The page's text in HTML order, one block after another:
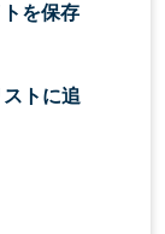
を保存
トに追